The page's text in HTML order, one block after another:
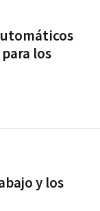
los
y los